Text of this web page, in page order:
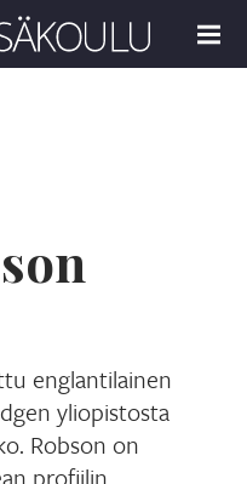
MENU
englantilainen
yliopistosta
Robson on